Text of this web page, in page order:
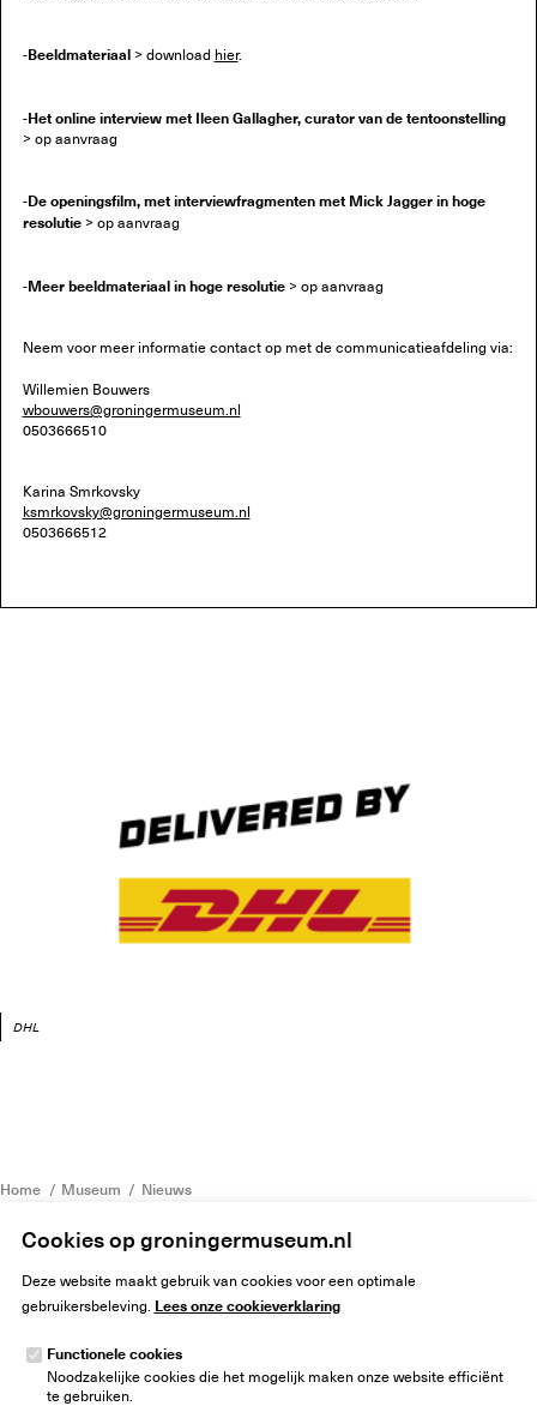
Cookies op groningermuseum.nl
Deze website maakt gebruik van cookies voor een optimale
gebruikersbeleving. Lees onze cookieverklaring
Functionele cookies
Noodzakelijke cookies die het mogelijk maken onze website efficiënt
te gebruiken.
-Beeldmateriaal> download hier.
-Het online interview met Ileen Gallagher, curator van de tentoonstelling
> op aanvraag
-De openingsfilm, met interviewfragmenten met Mick Jagger in hoge
resolutie> op aanvraag
-Meer beeldmateriaal in hoge resolutie> op aanvraag
Neem voor meer informatie contact op met de communicatieafdeling via:
Willemien Bouwers
wbouwers@groningermuseum.nl
0503666510
Karina Smrkovsky
ksmrkovsky@groningermuseum.nl
0503666512
DHL
Home Museum
Nieuws
Groninger Museum